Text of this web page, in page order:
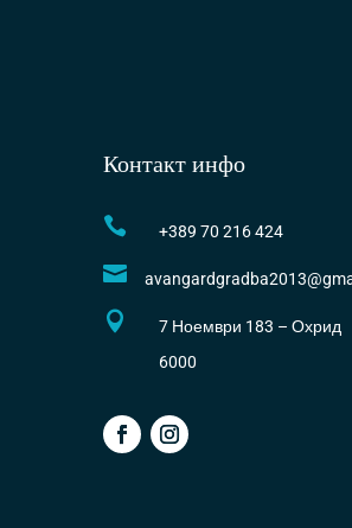
Контакт инфо
 +389 70 216 424


7 Ноември 183 – Охрид
6000